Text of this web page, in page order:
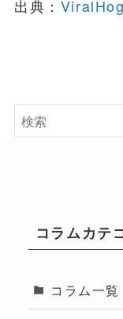
出典： ViralHog
コラムカテ
コラム一覧